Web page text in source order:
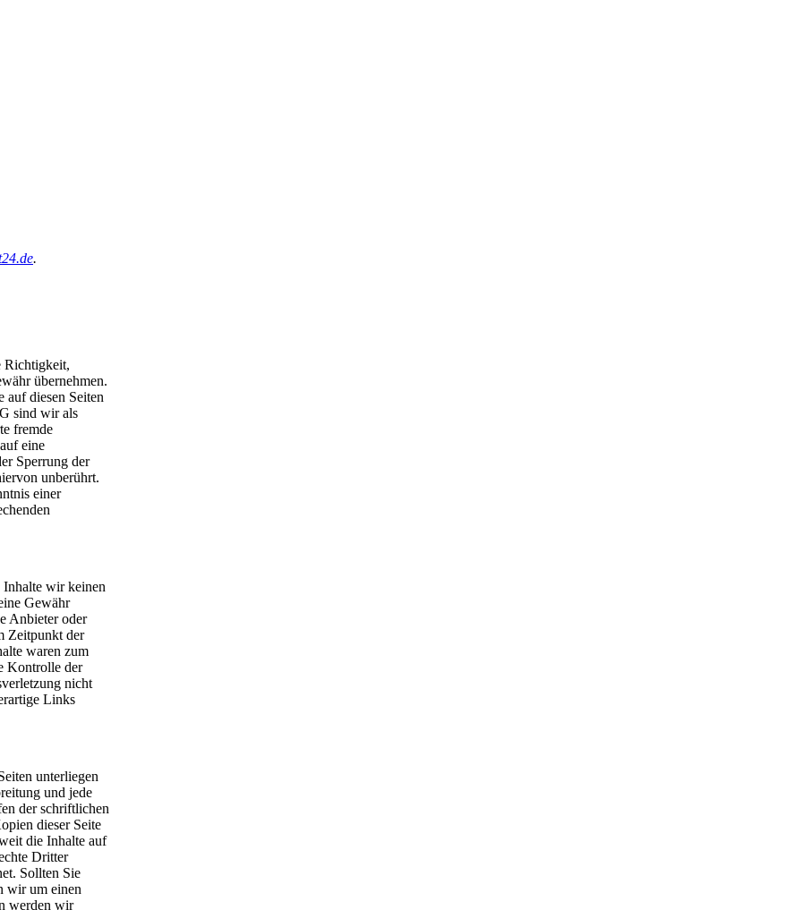
.
Richtigkeit,
übernehmen.
diesen Seiten
sind wir als
fremde
eine
Sperrung der
unberührt.
einer
Inhalte wir keinen
Gewähr
Anbieter oder
Zeitpunkt der
waren zum
Kontrolle der
nicht
Links
unterliegen
und jede
der schriftlichen
dieser Seite
die Inhalte auf
Dritter
Sollten Sie
wir um einen
werden wir